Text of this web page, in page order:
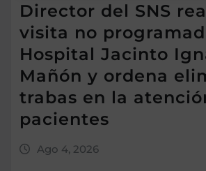
Director del SNS
visita no
Hospital Jacinto
Mañón y ordena
trabas en la
pacientes
Ago 4, 2026